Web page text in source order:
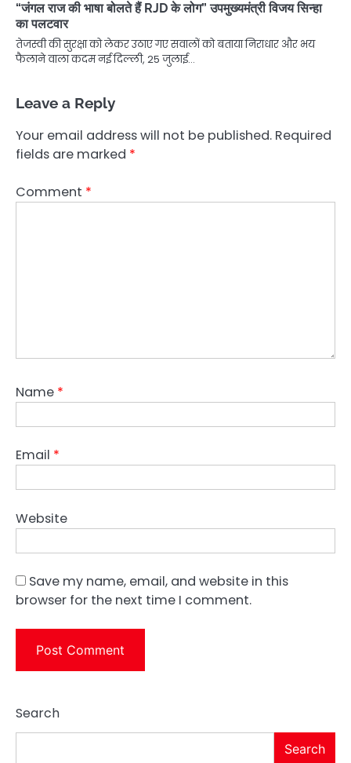
“जंगल राज की भाषा बोलते हैं RJD के लोग” उपमुख्यमंत्री विजय सिन्हा
का पलटवार
तेजस्वी की सुरक्षा को लेकर उठाए गए सवालों को बताया निराधार और भय
फैलाने वाला कदम नई दिल्ली, 25 जुलाई…
Leave a Reply
Your email address will not be published. Required
fields are marked *
Comment *
Name *
Email *
Website
Save my name, email, and website in this
browser for the next time I comment.
Search
Search